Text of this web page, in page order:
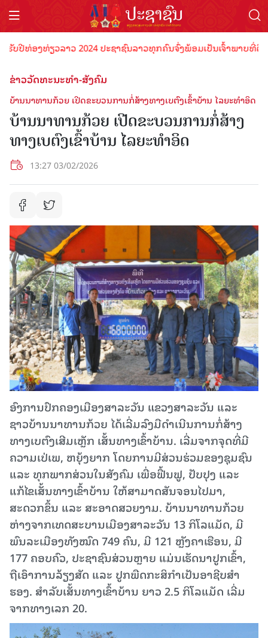
ອງທ່ຽວລາວ 2024 ປະຊາຊົນລາວທຸກຄົນຈົ່ງພ້ອມເປັນເຈົ້າພາບທີ່ດີ ຕ້ອ
ຂ່າວວັດທະນະທຳ-ສັງຄົມ
ບ້ານນາທານກ້ວຍ ເປີດຂະບວນການກໍ່ສ້າງທາງເບຕົງເຂົ້າບ້ານ ໄລຍະທຳອິດ
ບ້ານນາທານກ້ວຍ ເປີດຂະບວນການກໍ່ສ້າງ
ທາງເບຕົງເຂົ້າບ້ານ ໄລຍະທຳອິດ
13:27 03/02/2026
ອົງການປົກຄອງເມືອງສາລະວັນ ແຂວງສາລະວັນ ແລະ
ຊາວບ້ານນາທານກ້ວຍ ໄດ້ເລີ່ມລົງມືດໍາເນີນການກໍ່ສ້າງ
ທາງເບຕົງເສີມເຫຼັກ ເສັ້ນທາງເຂົ້າບ້ານ. ເລີ່ມຈາກຈຸດທີ່ມີ
ຄວາມເປ່ເພ, ຫຍຸ້ງຍາກ ໂດຍການມີສ່ວນຮ່ວມຂອງຊຸມຊົນ
ແລະ ທຸກພາກສ່ວນໃນສັງຄົມ ເພື່ອຟື້ນຟູ, ປັບປຸງ ແລະ
ແກ້ໄຂເສັ້ນທາງເຂົ້າບ້ານ ໃຫ້ສາມາດສັນຈອນໄປມາ,
ສະດວກຂຶ້ນ ແລະ ສະອາດສວຍງາມ. ບ້ານນາທານກ້ວຍ
ຫ່າງຈາກເທດສະບານເມືອງສາລະວັນ 13 ກິໂລແມັດ, ມີ
ພົນລະເມືອງທັງໝົດ 749 ຄົນ, ມີ 121 ຫຼັງຄາເຮືອນ, ມີ
177 ຄອບຄົວ, ປະຊາຊົນສ່ວນຫຼາຍ ແມ່ນເຮັດນາປູກເຂົ້າ,
ຖືເອົາການລ້ຽງສັດ ແລະ ປູກພືດກະສິກຳເປັນອາຊີບສໍາ
ຮອງ. ສໍາລັບເສັ້ນທາງເຂົ້າບ້ານ ຍາວ 2.5 ກິໂລແມັດ ເລີ່ມ
ຈາກທາງເລກ 20.